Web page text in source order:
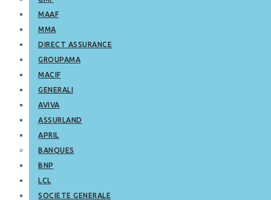
MAAF
MMA
DIRECT ASSURANCE
GROUPAMA
MACIF
GENERALI
AVIVA
ASSURLAND
APRIL
BANQUES
BNP
LCL
SOCIETE GENERALE